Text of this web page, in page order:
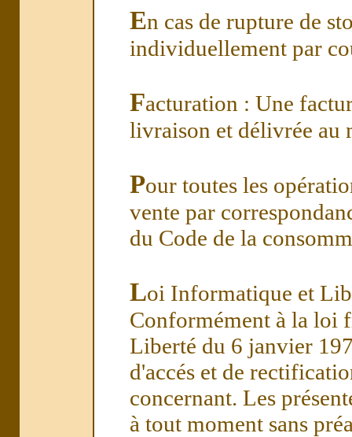
En cas de rupture de
individuellement par
Facturation : Une
livraison et délivrée au
Pour toutes les
vente par
du Code de la
Loi Informatique et
Conformément à la loi
Liberté du 6 janvier
d'accés et de
concernant. Les
à tout moment sans